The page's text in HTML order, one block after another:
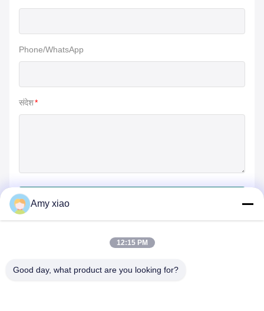
Phone/WhatsApp
संदेश*
Amy xiao
12:15 PM
Good day, what product are you looking for?